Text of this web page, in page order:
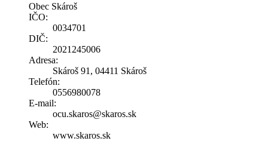
Obec Skároš
IČO:
0034701
DIČ:
2021245006
Adresa:
Skároš 91, 04411 Skároš
Telefón:
0556980078
E-mail:
ocu.skaros@skaros.sk
Web:
www.skaros.sk